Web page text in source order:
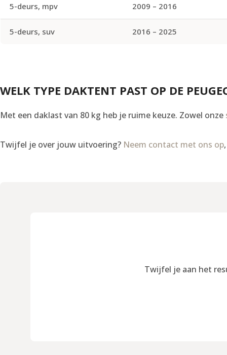
5-deurs, mpv 2009 – 2016
5-deurs, suv 2016 – 2025
WELK TYPE DAKTENT PAST OP DE
Met een daklast van 80 kg heb je ruime keuze. Zowel onze
Twijfel je over jouw uitvoering? Neem contact met ons op
Twijfel je aan het